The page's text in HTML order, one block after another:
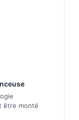
être monté